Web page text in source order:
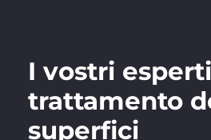
I vostri
trattamento
superfici